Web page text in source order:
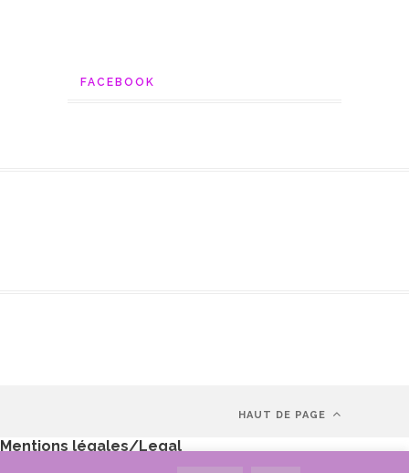
FACEBOOK
HAUT DE PAGE
Mentions légales/Legal